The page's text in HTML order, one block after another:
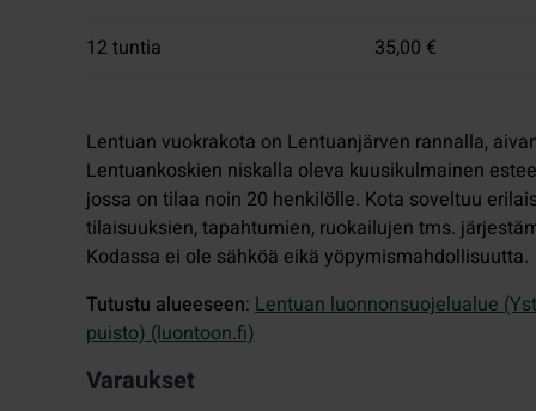
12 tuntia 35,00 €
Lentuan vuokrakota on Lentuanjärven rannalla,
Lentuankoskien niskalla oleva kuusikulmainen
jossa on tilaa noin 20 henkilölle. Kota soveltuu
tilaisuuksien, tapahtumien, ruokailujen tms.
Kodassa ei ole sähköä eikä yöpymismahdollisuutta.
Tutustu alueeseen: Lentuan luonnonsuojelualue
puisto) (luontoon.fi)
Varaukset